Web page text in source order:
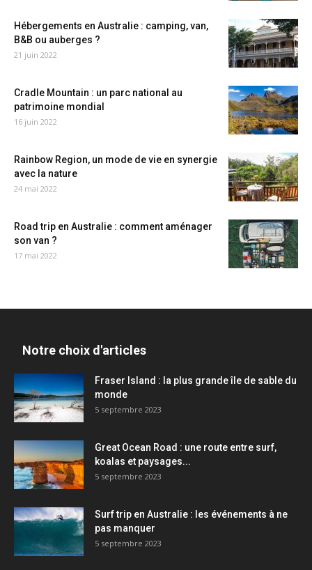
Hébergements en Australie : camping, van,
B&B ou auberges ?
21 juin 2022
Cradle Mountain : un parc national au
patrimoine mondial
16 juin 2022
Rainbow Region, un mode de vie en synergie
avec la nature
24 mai 2022
Road trip en Australie : comment aménager
son van ?
17 mai 2022
Notre choix d'articles
Fraser Island : la plus grande île de sable du
monde
5 septembre 2023
Great Ocean Road : une route entre surf,
koalas et paysages...
5 septembre 2023
Surf trip en Australie : les événements à ne
pas manquer
5 septembre 2023